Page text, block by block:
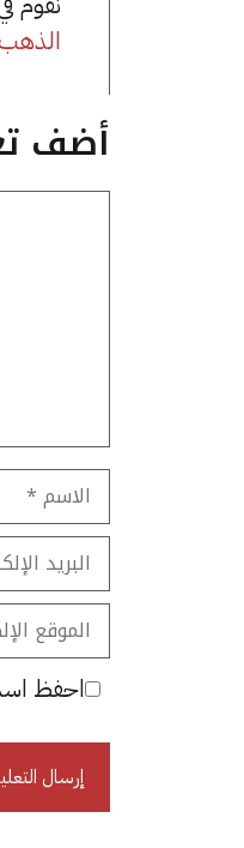
أضف
الاسم
البريد
الإلكتروني
الموقع
الإلكتروني
احفظ